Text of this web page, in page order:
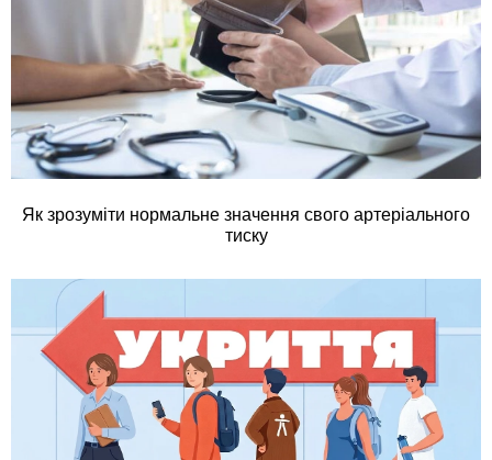
Як зрозуміти нормальне значення свого артеріального
тиску